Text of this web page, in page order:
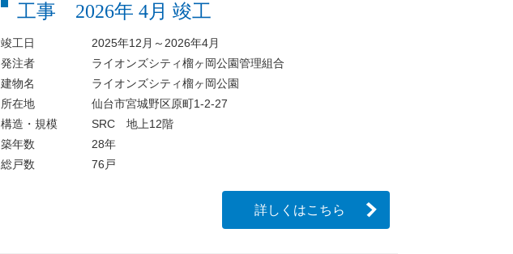
工事 2026年 4月 竣工
竣工日
2025年12月～2026年4月
発注者
ライオンズシティ榴ヶ岡公園管理組合
建物名
ライオンズシティ榴ヶ岡公園
所在地
仙台市宮城野区原町1-2-27
構造・規模
SRC 地上12階
築年数
28年
総戸数
76戸
詳しくはこちら